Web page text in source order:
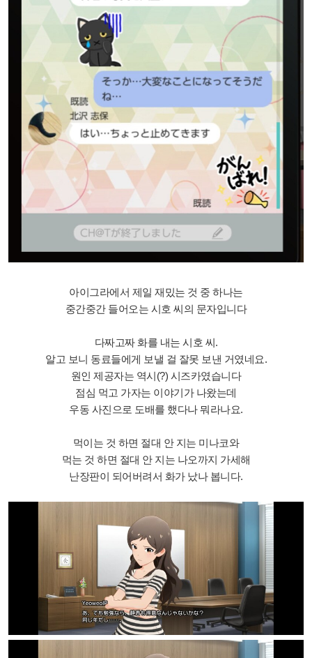
아이그라에서 제일 재밌는 것 중 하나는
중간중간 들어오는 시호 씨의 문자입니다
다짜고짜 화를 내는 시호 씨.
알고 보니 동료들에게 보낼 걸 잘못 보낸 거였네요.
원인 제공자는 역시(?) 시즈카였습니다
점심 먹고 가자는 이야기가 나왔는데
우동 사진으로 도배를 했다나 뭐라나요.
먹이는 것 하면 절대 안 지는 미나코와
먹는 것 하면 절대 안 지는 나오까지 가세해
난장판이 되어버려서 화가 났나 봅니다.